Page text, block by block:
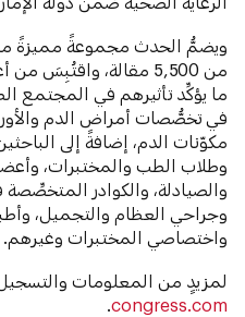
ويضمُّ الحدث مجموعةً مميزةً من
ما يؤكِّد تأثيرهم في المجتمع
في تخصُّصات أمراض الدم
مكوّنات الدم، إضافةً إلى
وطلاب الطب والمختبرات،
والصيادلة، والكوادر
وجراحي العظام والتجميل،
واختصاصي المختبرات وغيرهم.
لمزيدٍ من المعلومات والتسجيل
congress.com
.